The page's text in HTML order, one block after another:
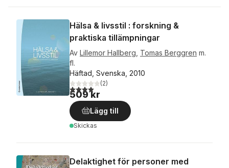
Hälsa & livsstil : forskning &
praktiska tillämpningar
Av Lillemor Hallberg Tomas Berggren m.
fl.
Häftad, Svenska, 2010
4,0utav 5 stjärnor. Totalt antal röster:
(2)
509 kr
Lägg till
Skickas
Delaktighet för personer med